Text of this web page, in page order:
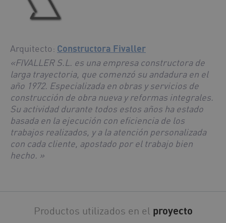
Arquitecto: Constructora Fivaller
«FIVALLER S.L. es una empresa constructora de
larga trayectoria, que comenzó su andadura en el
año 1972. Especializada en obras y servicios de
construcción de obra nueva y reformas integrales.
Su actividad durante todos estos años ha estado
basada en la ejecución con eficiencia de los
trabajos realizados, y a la atención personalizada
con cada cliente, apostado por el trabajo bien
hecho. »
Productos utilizados en el proyecto